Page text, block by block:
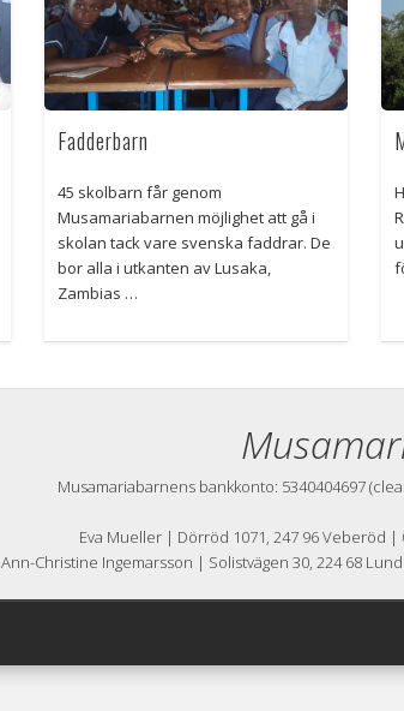
Fadderbarn
45 skolbarn får genom
Musamariabarnen möjlighet att gå i
skolan tack vare svenska faddrar. De
bor alla i utkanten av Lusaka,
Zambias …
Musamariabarnens bankkonto: 5340404697
Eva Mueller | Dörröd 1071, 247 96 Veberöd
Ann-Christine Ingemarsson | Solistvägen 30, 224 68